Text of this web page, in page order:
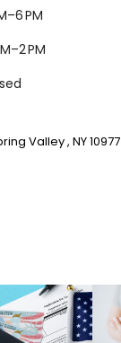
PM
PM
Valley , NY 10977